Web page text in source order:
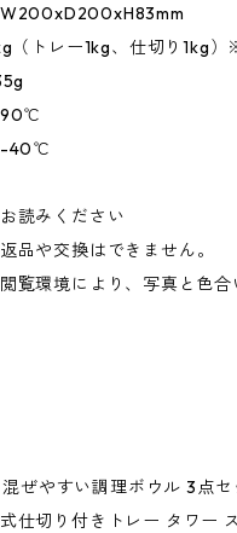
W200xD200xH83mm
（トレー1kg、仕切り1kg
90℃
-40℃
読みください
品や交換はできません。
覧環境により、写真と色
ぜやすい調理ボウル 3点セ
仕切り付きトレー タワー